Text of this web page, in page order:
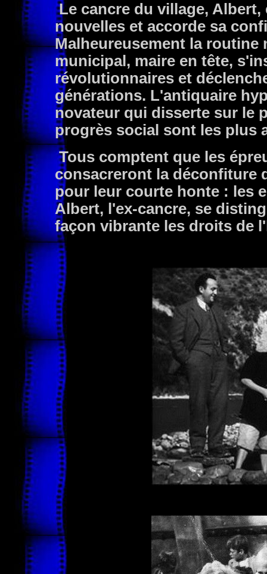
Le cancre du village, Albert,
nouvelles et accorde sa
Malheureusement la routine
municipal, maire en tête,
révolutionnaires et
générations. L'antiquaire
novateur qui disserte sur le
progrès social sont les plus
Tous comptent que les
consacreront la déconfiture
pour leur courte honte : les
Albert, l'ex-cancre, se
façon vibrante les droits de